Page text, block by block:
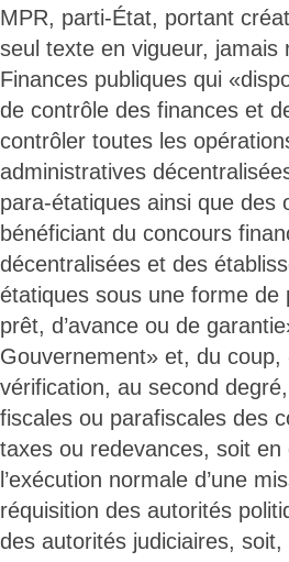
MPR, parti-État, portant
seul texte en vigueur,
Finances publiques qui
de contrôle des finances et
contrôler toutes les
administratives
para-étatiques ainsi que des
bénéficiant du concours
décentralisées et des
étatiques sous une forme de
prêt, d’avance ou de
Gouvernement» et, du
vérification, au second
fiscales ou parafiscales des
taxes ou redevances, soit en
l’exécution normale d’une
réquisition des autorités
des autorités judiciaires,